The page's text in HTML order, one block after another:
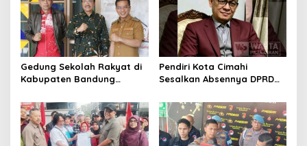
Gedung Sekolah Rakyat di
Kabupaten Bandung
Siap Tampung Dua Ribu
Siswa
Pendiri Kota Cimahi
Sesalkan Absennya DPRD
Rebranding RSUD Cibabat